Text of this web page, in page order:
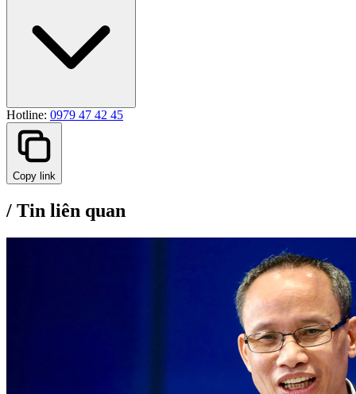
Hotline: 0979 47 42 45
Copy link
/ Tin liên quan